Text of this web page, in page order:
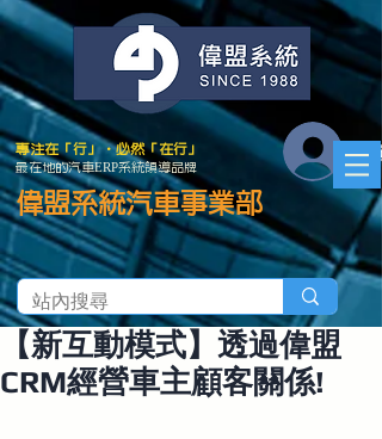
偉盟系統汽車事業部
專注在「行」．必然「在行」
最在地的汽車ERP系統領導品牌
會
【新互動模式】透過偉盟
CRM經營車主顧客關係!